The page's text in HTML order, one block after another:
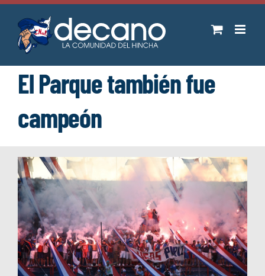
Saltar
contenido
El Parque también fue
campeón